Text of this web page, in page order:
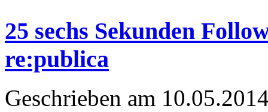
25 sechs Sekunden
re:publica
Geschrieben am